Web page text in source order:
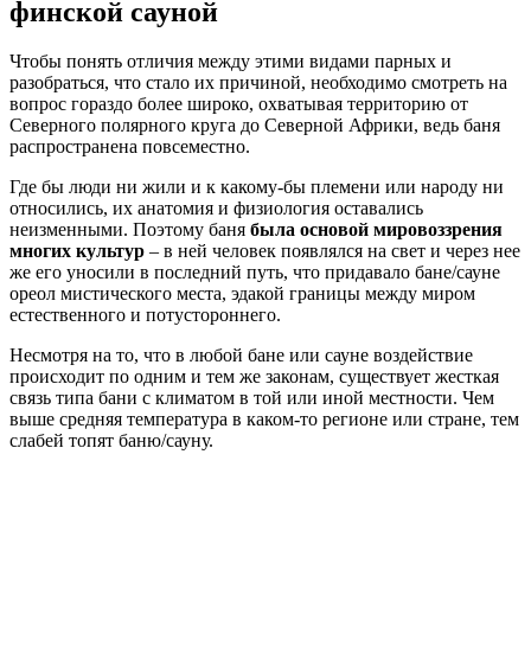
финской сауной
Чтобы понять отличия между этими видами парных и
разобраться, что стало их причиной, необходимо смотреть на
вопрос гораздо более широко, охватывая территорию от
Северного полярного круга до Северной Африки, ведь баня
распространена повсеместно.
Где бы люди ни жили и к какому-бы племени или народу ни
относились, их анатомия и физиология оставались
неизменными. Поэтому баня была основой мировоззрения
многих культур – в ней человек появлялся на свет и через нее
же его уносили в последний путь, что придавало бане/сауне
ореол мистического места, эдакой границы между миром
естественного и потустороннего.
Несмотря на то, что в любой бане или сауне воздействие
происходит по одним и тем же законам, существует жесткая
связь типа бани с климатом в той или иной местности. Чем
выше средняя температура в каком-то регионе или стране, тем
слабей топят баню/сауну.